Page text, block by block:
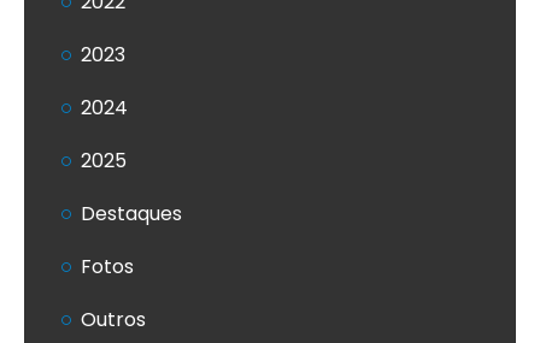
2023
2024
2025
Destaques
Fotos
Outros